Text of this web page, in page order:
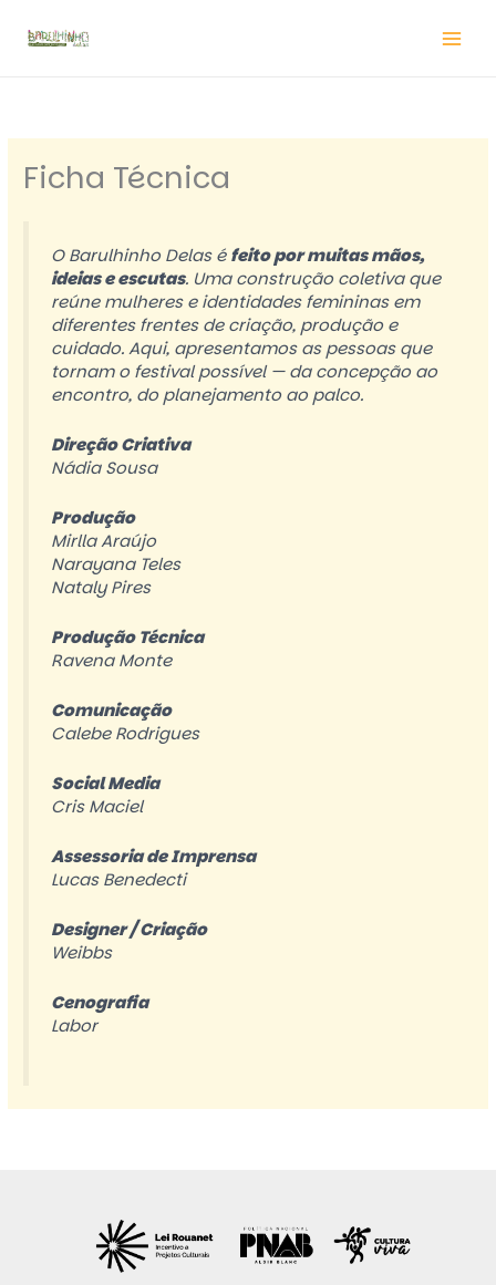
para
Ficha Técnica
O Barulhinho Delas éfeito por muitas mãos,
ideias e escutas. Uma construção coletiva que
reúne mulheres e identidades femininas em
diferentes frentes de criação, produção e
cuidado. Aqui, apresentamos as pessoas que
tornam o festival possível — da concepção ao
encontro, do planejamento ao palco.
Direção Criativa
Nádia Sousa
Produção
Mirlla Araújo
Narayana Teles
Nataly Pires
Produção Técnica
Ravena Monte
Comunicação
Calebe Rodrigues
Social Media
Cris Maciel
Assessoria de Imprensa
Lucas Benedecti
Designer / Criação
Weibbs
Cenografia
Labor